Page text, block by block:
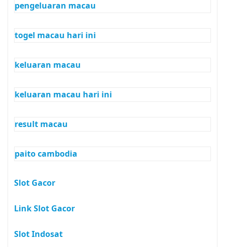
pengeluaran macau
togel macau hari ini
keluaran macau
keluaran macau hari ini
result macau
paito cambodia
Slot Gacor
Link Slot Gacor
Slot Indosat